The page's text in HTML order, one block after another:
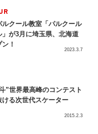
ルクール教室「パルクール
」が3月に埼玉県、北海道
！
2023.3.7
”世界最高峰のコンテスト
ける次世代スケーター
2015.2.3